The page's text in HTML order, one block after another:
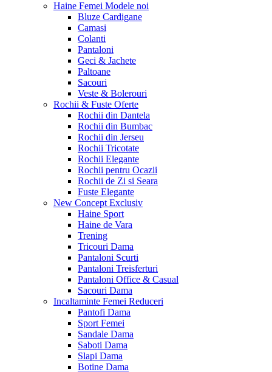
Haine Femei Modele noi
Bluze Cardigane
Camasi
Colanti
Pantaloni
Geci & Jachete
Paltoane
Sacouri
Veste & Bolerouri
Rochii & Fuste Oferte
Rochii din Dantela
Rochii din Bumbac
Rochii din Jerseu
Rochii Tricotate
Rochii Elegante
Rochii pentru Ocazii
Rochii de Zi si Seara
Fuste Elegante
New Concept Exclusiv
Haine Sport
Haine de Vara
Trening
Tricouri Dama
Pantaloni Scurti
Pantaloni Treisferturi
Pantaloni Office & Casual
Sacouri Dama
Incaltaminte Femei Reduceri
Pantofi Dama
Sport Femei
Sandale Dama
Saboti Dama
Slapi Dama
Botine Dama